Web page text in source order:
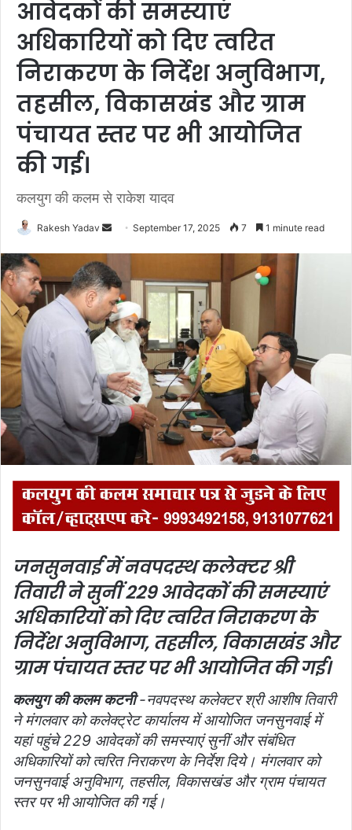
आवेदकों की समस्याएं
अधिकारियों को दिए त्‍वरित
निराकरण के निर्देश अनुविभाग,
तहसील, विकासखंड और ग्राम
पंचायत स्तर पर भी आयोजित
की गई।
कलयुग की कलम से राकेश यादव
Rakesh Yadav
d
a
n
e
a
i
l
September 17, 2025 7 1 minute read
जनसुनवाई में नवपदस्‍थ कलेक्‍टर श्री
तिवारी ने सुनीं 229 आवेदकों की समस्याएं
अधिकारियों को दिए त्‍वरित निराकरण के
निर्देश अनुविभाग, तहसील, विकासखंड और
ग्राम पंचायत स्तर पर भी आयोजित की गई।
कलयुग की कलम कटनी-नवपदस्‍थ कलेक्टर श्री आशीष तिवारी
ने मंगलवार को कलेक्ट्रेट कार्यालय में आयोजित जनसुनवाई में
यहां पहुंचे 229 आवेदकों की समस्याएं सुनीं और संबंधित
अधिकारियों को त्‍वरित निराकरण के निर्देश दिये। मंगलवार को
जनसुनवाई अनुविभाग, तहसील, विकासखंड और ग्राम पंचायत
स्तर पर भी आयोजित की गई।